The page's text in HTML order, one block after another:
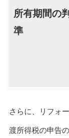
所有期間の
準
さらに、リフォ
渡所得税の申告